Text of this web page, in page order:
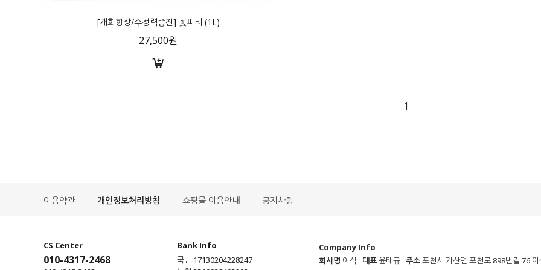
[개화향상/수정력증진] 꽃피리 (1L)
27,500원
1
이용약관 개인정보처리방침 쇼핑몰 이용안내 공지사항
CS Center
010-4317-2468
Bank Info
국민 17130204228247
Company Info
회사명 이삭 대표윤태규 주소포천시 가산면 포천로 898번길 76 이